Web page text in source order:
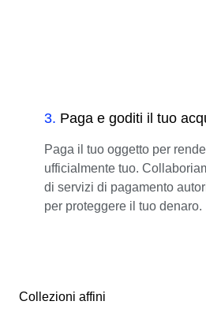
3. Paga e goditi il tuo
Paga il tuo oggetto per
ufficialmente tuo.
di servizi di pagamento
per proteggere il tuo denaro.
Collezioni affini